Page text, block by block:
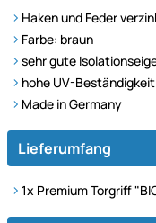
Haken und Feder
Farbe: braun
sehr gute
hohe UV-Beständigkeit
Made in Germany
Lieferumfang
1x Premium Torgriff